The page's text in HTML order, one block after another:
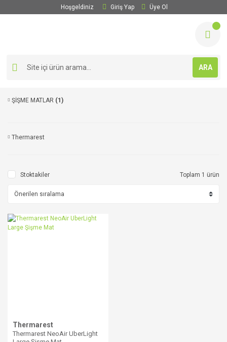
Hoşgeldiniz Giriş Yap Üye Ol
ARA
ŞİŞME MATLAR (1)
Thermarest
Stoktakiler Toplam 1 ürün
Thermarest
Thermarest NeoAir UberLight